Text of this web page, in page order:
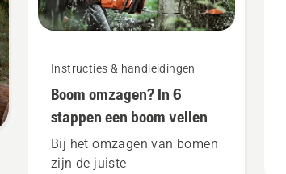
Instructies & handleidingen
Boom omzagen? In 6
stappen een boom vellen
Bij het omzagen van bomen
zijn de juiste